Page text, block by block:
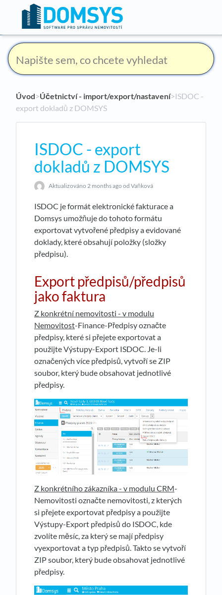
Úvod​>​Účetnictví - import/export/nastavení​>​ ISDOC -
export dokladů z DOMSYS
ISDOC - export
dokladů z DOMSYS
Aktualizováno 2 months ago od Vaňková
ISDOC je formát elektronické fakturace a
Domsys umožňuje do tohoto formátu
exportovat vytvořené předpisy a evidované
doklady, které obsahují položky (složky
předpisu).
Export předpisů/předpisů
jako faktura
Z konkrétní nemovitosti - v modulu
Nemovitost-Finance-Předpisy označte
předpisy, které si přejete exportovat a
použijte Výstupy-Export ISDOC. Je-li
označených více předpisů, vytvoří se ZIP
soubor, který bude obsahovat jednotlivé
předpisy.
Z konkrétního zákazníka - v modulu CRM-
Nemovitosti označte nemovitosti, z kterých
si přejete exportovat předpisy a použijte
Výstupy-Export předpisů do ISDOC, kde
zvolíte měsíc, za který se mají předpisy
vyexportovat a typ předpisů. Takto se vytvoří
ZIP soubor, který bude obsahovat jednotlivé
předpisy.